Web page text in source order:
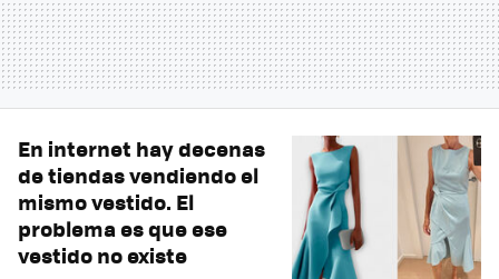
En internet hay decenas
de tiendas vendiendo el
mismo vestido. El
problema es que ese
vestido no existe